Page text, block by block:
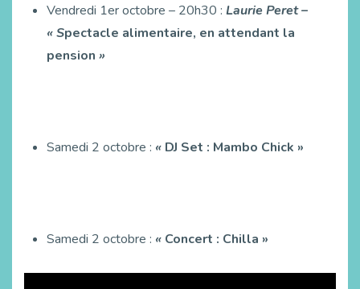
Vendredi 1er octobre – 20h30 : Laurie Peret –
« Spectacle alimentaire, en attendant la
pension »
Samedi 2 octobre : « DJ Set : Mambo Chick »
Samedi 2 octobre : « Concert : Chilla »